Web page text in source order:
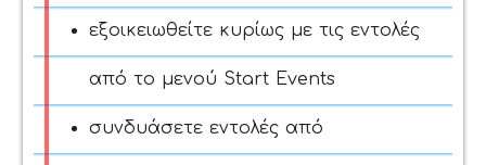
εξοικειωθείτε κυρίως με τις εντολές
από το μενού Start Events
συνδυάσετε εντολές από